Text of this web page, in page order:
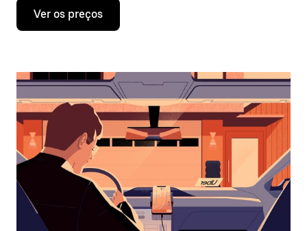
Prima
tecla
interagir
o
calendário
selecionar
uma
data.
Prima
o
botão
Ver os preços